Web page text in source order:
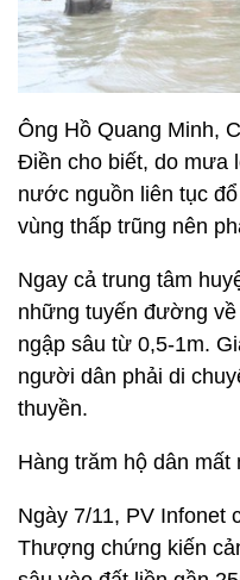
Ông Hồ Quang Minh,
Điền cho biết, do mưa
nước nguồn liên tục
vùng thấp trũng nên
Ngay cả trung tâm
những tuyến đường
ngập sâu từ 0,5-1m.
người dân phải di
thuyền.
Hàng trăm hộ dân mất
Ngày 7/11, PV Infonet
Thượng chứng kiến